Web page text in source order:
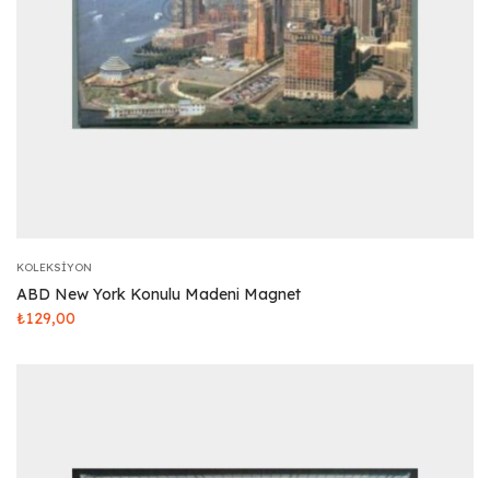
KOLEKSIYON
ABD New York Konulu Madeni Magnet
₺129,00